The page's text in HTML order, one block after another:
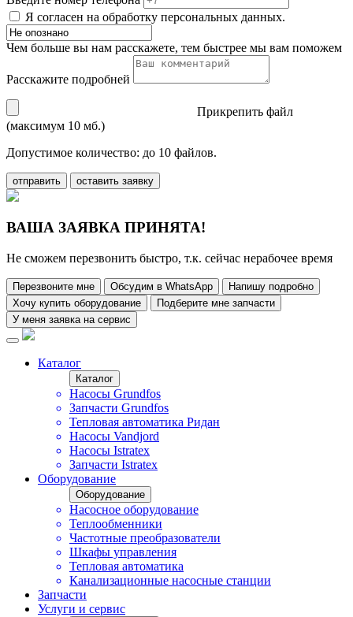
Я согласен на обработку персональных данных.
Чем больше вы нам расскажете, тем быстрее мы вам поможем
Расскажите подробней
Прикрепить файл
(максимум 10 мб.)
Допустимое количество: до 10 файлов.
отправить оставить заявку
ВАША ЗАЯВКА ПРИНЯТА!
Не сможем перезвонить быстро, т.к. сейчас нерабочее время
Перезвоните мне Обсудим в WhatsApp
Напишу подробно
Хочу купить оборудование
Подберите мне запчасти
У меня заявка на сервис
Каталог
Каталог
Насосы Grundfos
Запчасти Grundfos
Тепловая автоматика Ридан
Насосы Vandjord
Насосы Istratex
Запчасти Istratex
Оборудование
Оборудование
Насосное оборудование
Теплообменники
Частотные преобразователи
Шкафы управления
Тепловая автоматика
Канализационные насосные станции
Запчасти
Услуги и сервис